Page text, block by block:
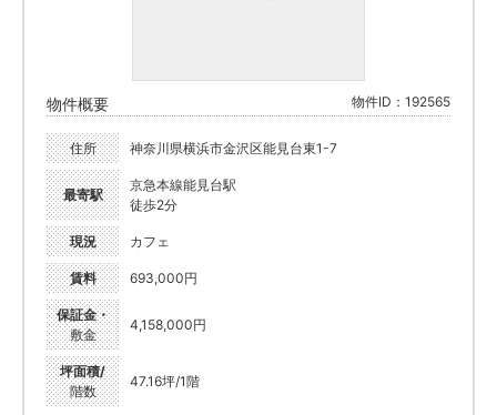
物件概要 物件ID：192565
住所 神奈川県横浜市金沢区能見台東1-7
最寄駅
京急本線能見台駅
徒歩2分
現況 カフェ
賃料 693,000円
保証金・
敷金
4,158,000円
坪面積/
階数
47.16坪/1階